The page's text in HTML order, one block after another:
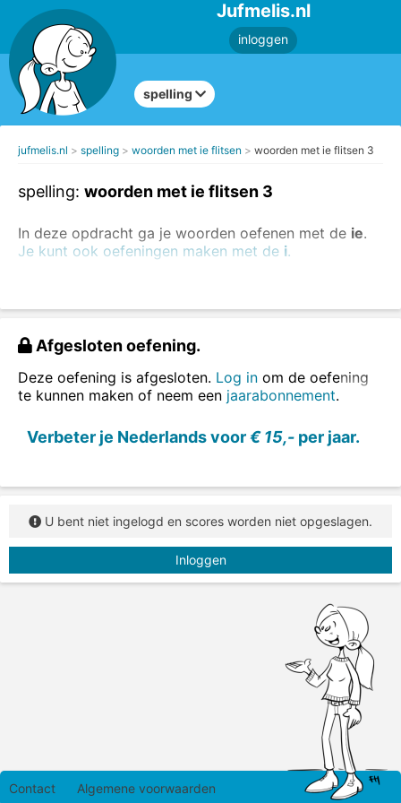
Jufmelis.nl
inloggen
spelling
jufmelis.nl spelling woorden met ie flitsen woorden met ie flitsen 3
spelling: woorden met ie flitsen 3
In deze opdracht ga je woorden oefenen met de ie.
Je kunt ook oefeningen maken met de i.
Lees het woord, zeg het woord hardop (als dat kan)
en typ het woord in het vakje.
Afgesloten oefening.
Deze oefening is afgesloten. Log in om de oefening
te kunnen maken of neem een jaarabonnement.
Verbeter je Nederlands voor€ 15,- per jaar.
U bent niet ingelogd en scores worden niet opgeslagen.
Inloggen
Contact Algemene voorwaarden